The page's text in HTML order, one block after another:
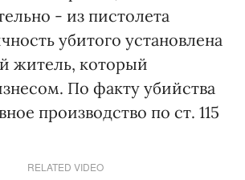
- из пистолета
убитого установлена
житель, который
По факту убийства
производство по ст. 115
RELATED VIDEO